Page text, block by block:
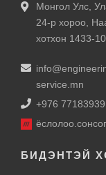
Монгол Улс,
24-р хороо,
хотхон 1433-
service.mn
+976 77183939
БИДЭНТЭЙ